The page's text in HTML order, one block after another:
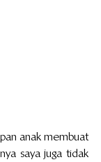
anak membuat
saya juga tidak